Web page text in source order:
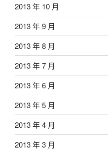
2013 年 10 月
2013 年 9 月
2013 年 8 月
2013 年 7 月
2013 年 6 月
2013 年 5 月
2013 年 4 月
2013 年 3 月